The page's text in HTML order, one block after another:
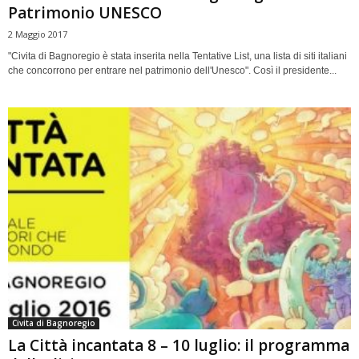
Patrimonio UNESCO
2 Maggio 2017
"Civita di Bagnoregio è stata inserita nella Tentative List, una lista di siti italiani
che concorrono per entrare nel patrimonio dell'Unesco". Così il presidente...
Civita di Bagnoregio
La Città incantata 8 – 10 luglio: il programma